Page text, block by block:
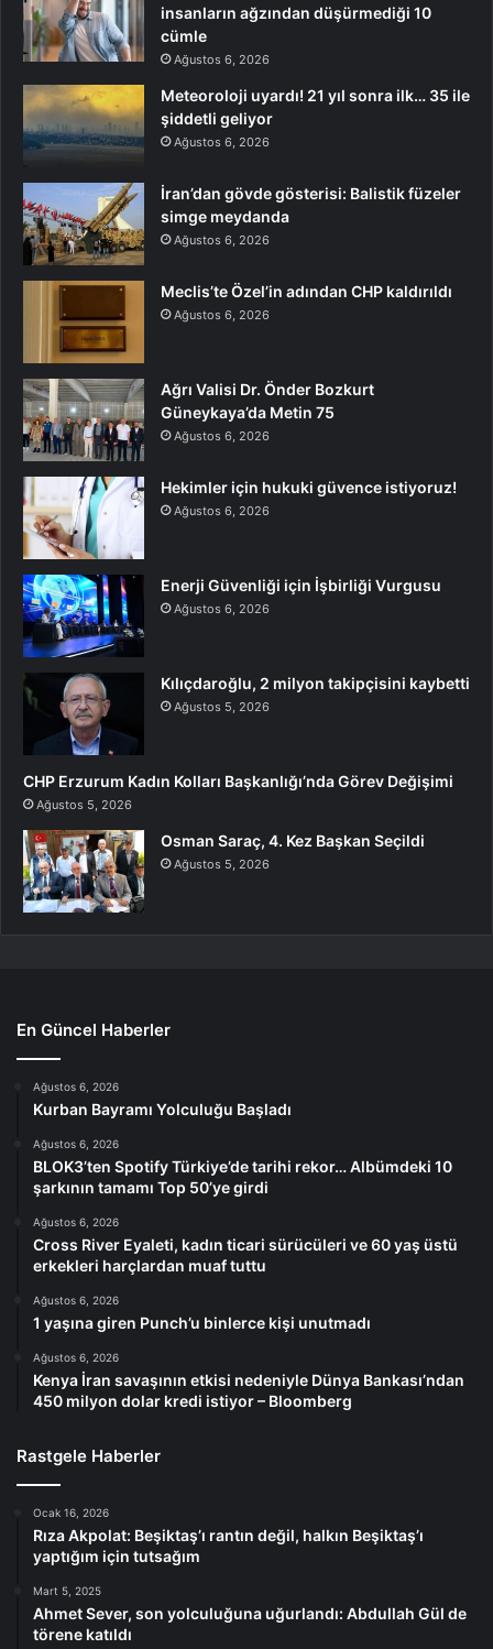
insanların ağzından düşürmediği 10
cümle
Ağustos 6, 2026
Meteoroloji uyardı! 21 yıl sonra ilk… 35 ile
şiddetli geliyor
Ağustos 6, 2026
İran’dan gövde gösterisi: Balistik füzeler
simge meydanda
Ağustos 6, 2026
Meclis’te Özel’in adından CHP kaldırıldı
Ağustos 6, 2026
Ağrı Valisi Dr. Önder Bozkurt
Güneykaya’da Metin 75
Ağustos 6, 2026
Hekimler için hukuki güvence istiyoruz!
Ağustos 6, 2026
Enerji Güvenliği için İşbirliği Vurgusu
Ağustos 6, 2026
Kılıçdaroğlu, 2 milyon takipçisini kaybetti
Ağustos 5, 2026
CHP Erzurum Kadın Kolları Başkanlığı’nda Görev Değişimi
Ağustos 5, 2026
Osman Saraç, 4. Kez Başkan Seçildi
Ağustos 5, 2026
En Güncel Haberler
Ağustos 6, 2026
Kurban Bayramı Yolculuğu Başladı
Ağustos 6, 2026
BLOK3’ten Spotify Türkiye’de tarihi rekor… Albümdeki 10
şarkının tamamı Top 50’ye girdi
Ağustos 6, 2026
Cross River Eyaleti, kadın ticari sürücüleri ve 60 yaş üstü
erkekleri harçlardan muaf tuttu
Ağustos 6, 2026
1 yaşına giren Punch’u binlerce kişi unutmadı
Ağustos 6, 2026
Kenya İran savaşının etkisi nedeniyle Dünya Bankası’ndan
450 milyon dolar kredi istiyor – Bloomberg
Rastgele Haberler
Ocak 16, 2026
Rıza Akpolat: Beşiktaş’ı rantın değil, halkın Beşiktaş’ı
yaptığım için tutsağım
Mart 5, 2025
Ahmet Sever, son yolculuğuna uğurlandı: Abdullah Gül de
törene katıldı